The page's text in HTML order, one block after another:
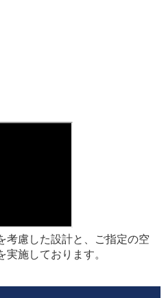
考慮した設計と、ご指定の空
施しております。